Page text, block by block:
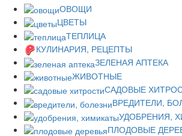
ОВОЩИ
ЦВЕТЫ
ТЕПЛИЦА
КУЛИНАРИЯ, РЕЦЕПТЫ
ЗЕЛЕНАЯ АПТЕКА
ЖИВОТНЫЕ
САДОВЫЕ
ВРЕДИТЕЛИ,
УДОБРЕНИЯ,
ПЛОДОВЫЕ